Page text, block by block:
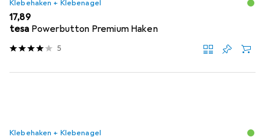
Klebehaken + Klebenagel
EUR
17,89
tesa Powerbutton Premium Haken
5
Klebehaken + Klebenagel